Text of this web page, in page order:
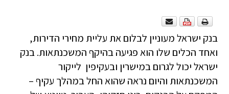
בנק ישראל מעוניין לבלום את עליית מחירי הדירות,
ואחד הכלים שלו הוא פגיעה בהיקף המשכנתאות. בנק
ישראל יכול לגרום במישרין ובעקיפין לייקור
המשכנתאות והיום נראה שהוא החל במהלך עקיף –